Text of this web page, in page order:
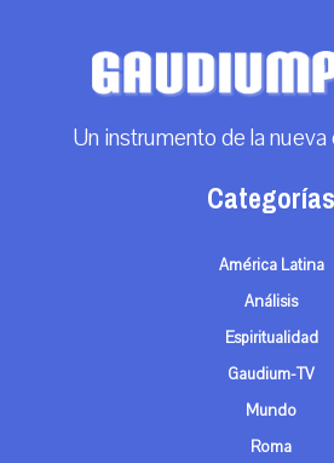
Un instrumento de la
Categorías
América Latina
Análisis
Espiritualidad
Gaudium-TV
Mundo
Roma